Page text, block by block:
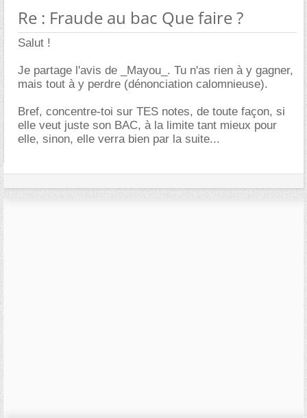
Re : Fraude au bac Que faire ?
Salut !
Je partage l'avis de _Mayou_. Tu n'as rien à y gagner,
mais tout à y perdre (dénonciation calomnieuse).
Bref, concentre-toi sur TES notes, de toute façon, si
elle veut juste son BAC, à la limite tant mieux pour
elle, sinon, elle verra bien par la suite...